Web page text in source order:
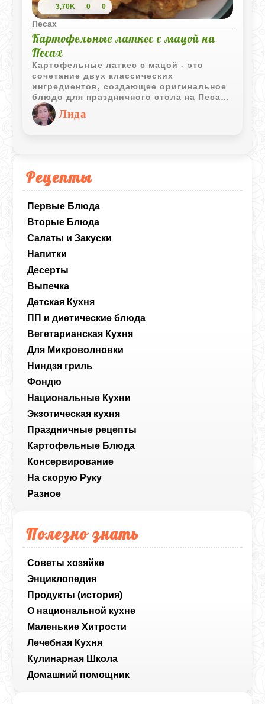
Рецепты
Первые Блюда
Вторые Блюда
Салаты и Закуски
Напитки
Десерты
Выпечка
Детская Кухня
ПП и диетические блюда
Вегетарианская Кухня
Для Микроволновки
Ниндзя гриль
Фондю
Национальные Кухни
Экзотическая кухня
Праздничные рецепты
Картофельные Блюда
Консервирование
На скорую Руку
Разное
Полезно знать
Советы хозяйке
Энциклопедия
Продукты (история)
О национальной кухне
Маленькие Хитрости
Лечебная Кухня
Кулинарная Школа
Домашний помощник
3,70K 0 0
Песах
Картофельные латкес с мацой на
Песах
Картофельные латкес с мацой - это
сочетание двух классических
ингредиентов, создающее оригинальное
блюдо для праздничного стола на Песах.
Картофель придаёт латкесам нежную
текстуру и насыщенный вкус, а маца
добавляет их структуре особую
Лида